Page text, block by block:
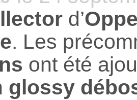
d’
. Les
ont été
glossy